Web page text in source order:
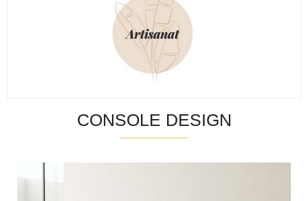
CONSOLE DESIGN